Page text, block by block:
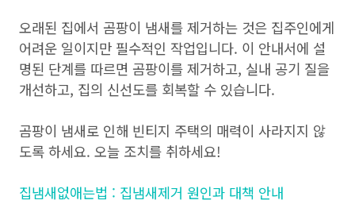
오래된 집에서 곰팡이 냄새를 제거하는 것은 집주인에게
어려운 일이지만 필수적인 작업입니다. 이 안내서에 설
명된 단계를 따르면 곰팡이를 제거하고, 실내 공기 질을
개선하고, 집의 신선도를 회복할 수 있습니다.
곰팡이 냄새로 인해 빈티지 주택의 매력이 사라지지 않
도록 하세요. 오늘 조치를 취하세요!
집냄새없애는법 : 집냄새제거 원인과 대책 안내